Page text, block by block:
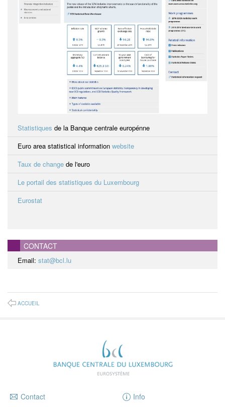
Statistiques de la Banque centrale europénne
Euro area statistical information website
Taux de change de l'euro
Le portail des statistiques du Luxembourg
Eurostat
CONTACT
Email: stat@bcl.lu
ACCUEIL
Contact Info